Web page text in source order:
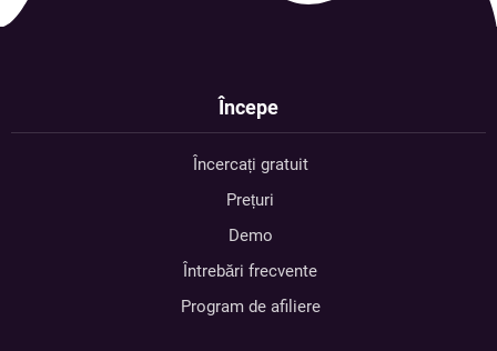
Începe
Încercați gratuit
Prețuri
Demo
Întrebări frecvente
Program de afiliere